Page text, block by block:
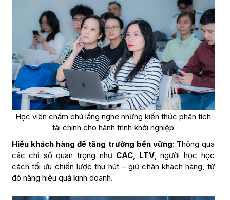
Học viên chăm chú lắng nghe những kiến thức phân tích
tài chính cho hành trình khởi nghiệp
Hiểu khách hàng để tăng trưởng bền vững: Thông qua
các chỉ số quan trọng như CAC, LTV, người học học
cách tối ưu chiến lược thu hút – giữ chân khách hàng, từ
đó nâng hiệu quả kinh doanh.